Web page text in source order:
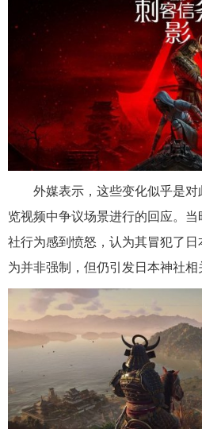
外媒表示，这些变化似乎是对
览视频中争议场景进行的回应。
社行为感到愤怒，认为其冒犯了
为并非强制，但仍引发日本神社相